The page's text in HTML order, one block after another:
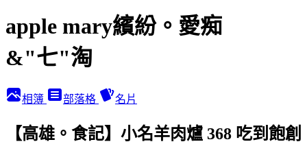
apple mary繽紛。愛痴
&"七"淘
相簿 部落格 名片
【高雄。食記】小名羊肉爐 368 吃到飽創